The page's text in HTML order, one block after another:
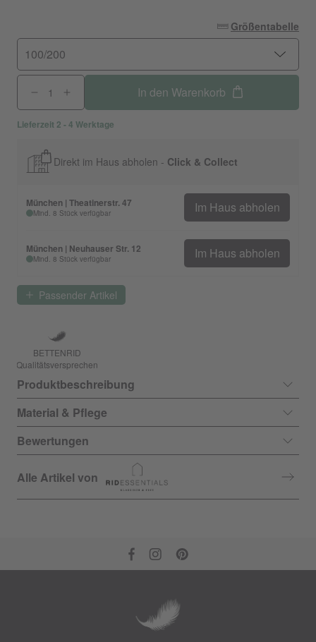
Größentabelle
100/200
In den Warenkorb
Lieferzeit 2 - 4 Werktage
Direkt im Haus abholen - Click & Collect
München | Theatinerstr. 47
Mind. 8 Stück verfügbar Im Haus abholen
München | Neuhauser Str. 12
Mind. 8 Stück verfügbar Im Haus abholen
Passender Artikel
BETTENRID
Qualitätsversprechen
Produktbeschreibung
Material & Pflege
Bewertungen
Alle Artikel von